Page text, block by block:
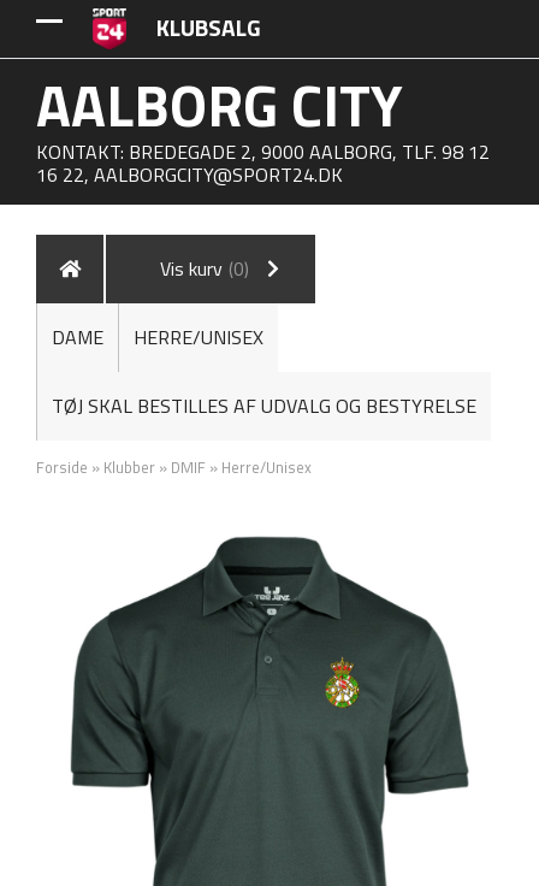
KLUBSALG
AALBORG CITY
KONTAKT: BREDEGADE 2, 9000 AALBORG, TLF. 98 12
16 22, AALBORGCITY@SPORT24.DK
Vis kurv (0)
DAME HERRE/UNISEX
TØJ SKAL BESTILLES AF UDVALG OG BESTYRELSE
Forside » Klubber » DMIF » Herre/Unisex